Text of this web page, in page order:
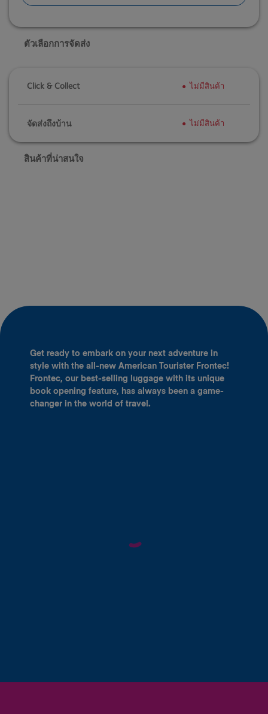
ตัวเลือกการจัดส่ง
Click & Collect ไม่มีสินค้า
จัดส่งถึงบ้าน ไม่มีสินค้า
สินค้าที่น่าสนใจ
Get ready to embark on your next adventure in
style with the all-new American Tourister Frontec!
Frontec, our best-selling luggage with its unique
book opening feature, has always been a game-
changer in the world of travel.